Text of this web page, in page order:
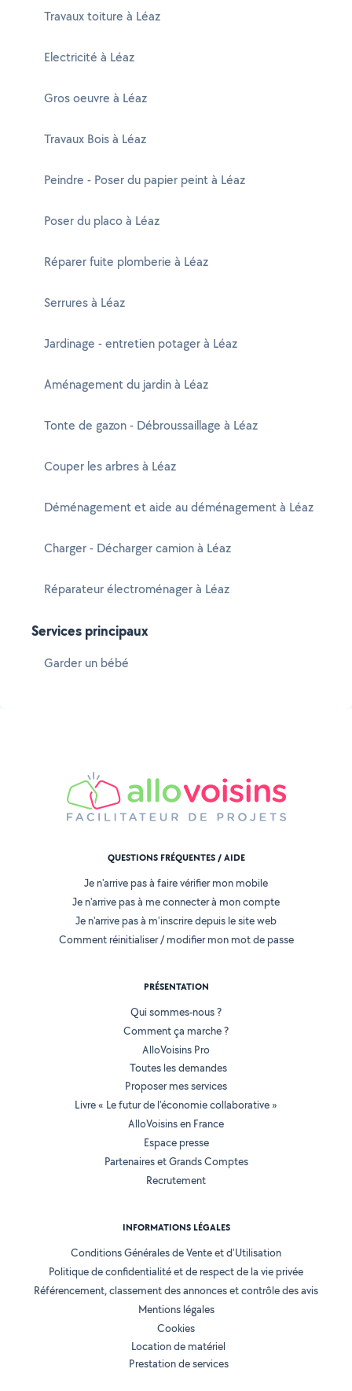
Travaux toiture à Léaz
Electricité à Léaz
Gros oeuvre à Léaz
Travaux Bois à Léaz
Peindre - Poser du papier peint à Léaz
Poser du placo à Léaz
Réparer fuite plomberie à Léaz
Serrures à Léaz
Jardinage - entretien potager à Léaz
Aménagement du jardin à Léaz
Tonte de gazon - Débroussaillage à Léaz
Couper les arbres à Léaz
Déménagement et aide au déménagement à Léaz
Charger - Décharger camion à Léaz
Réparateur électroménager à Léaz
Services principaux
Garder un bébé
QUESTIONS FRÉQUENTES / AIDE
Je n'arrive pas à faire vérifier mon mobile
Je n'arrive pas à me connecter à mon compte
Je n'arrive pas à m'inscrire depuis le site web
Comment réinitialiser / modifier mon mot de passe
PRÉSENTATION
Qui sommes-nous ?
Comment ça marche ?
AlloVoisins Pro
Toutes les demandes
Proposer mes services
Livre « Le futur de l'économie collaborative »
AlloVoisins en France
Espace presse
Partenaires et Grands Comptes
Recrutement
INFORMATIONS LÉGALES
Conditions Générales de Vente et d'Utilisation
Politique de confidentialité et de respect de la vie privée
Référencement, classement des annonces et contrôle des avis
Mentions légales
Cookies
Location de matériel
Prestation de services